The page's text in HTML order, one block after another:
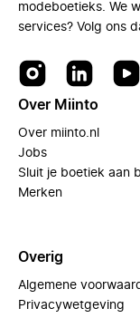
modeboetieks. We
services? Volg ons
Over Miinto
Over miinto.nl
Jobs
Sluit je boetiek aan
Merken
Overig
Algemene
Privacywetgeving